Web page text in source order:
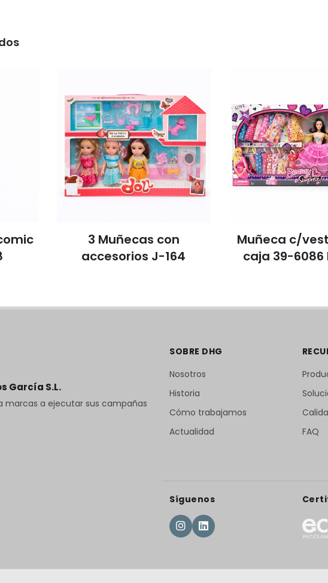
3 Muñecas con
accesorios J-164
Muñeca c/
caja 39-6086
García S.L.
marcas a ejecutar sus campañas
SOBRE DHG
Nosotros
Historia
Cómo trabajamos
Actualidad
FAQ
Síguenos